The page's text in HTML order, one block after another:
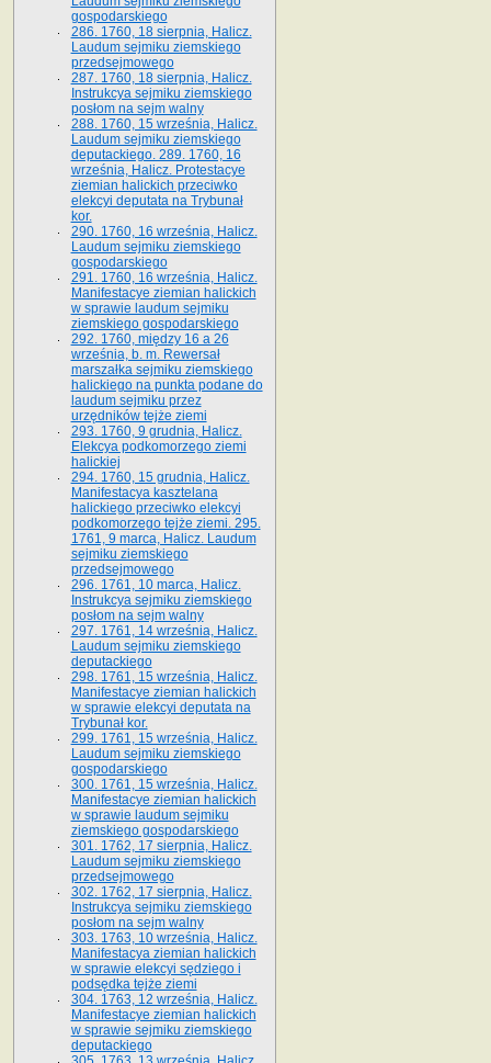
gospodarskiego
286. 1760, 18 sierpnia, Halicz.
Laudum sejmiku ziemskiego
przedsejmowego
287. 1760, 18 sierpnia, Halicz.
Instrukcya sejmiku ziemskiego
posłom na sejm walny
288. 1760, 15 września, Halicz.
Laudum sejmiku ziemskiego
deputackiego. 289. 1760, 16
września, Halicz. Protestacye
ziemian halickich przeciwko
elekcyi deputata na Trybunał
kor.
290. 1760, 16 września, Halicz.
Laudum sejmiku ziemskiego
gospodarskiego
291. 1760, 16 września, Halicz.
Manifestacye ziemian halickich
w sprawie laudum sejmiku
ziemskiego gospodarskiego
292. 1760, między 16 a 26
września, b. m. Rewersał
marszałka sejmiku ziemskiego
halickiego na punkta podane do
laudum sejmiku przez
urzędników tejże ziemi
293. 1760, 9 grudnia, Halicz.
Elekcya podkomorzego ziemi
halickiej
294. 1760, 15 grudnia, Halicz.
Manifestacya kasztelana
halickiego przeciwko elekcyi
podkomorzego tejże ziemi. 295.
1761, 9 marca, Halicz. Laudum
sejmiku ziemskiego
przedsejmowego
296. 1761, 10 marca, Halicz.
Instrukcya sejmiku ziemskiego
posłom na sejm walny
297. 1761, 14 września, Halicz.
Laudum sejmiku ziemskiego
deputackiego
298. 1761, 15 września, Halicz.
Manifestacye ziemian halickich
w sprawie elekcyi deputata na
Trybunał kor.
299. 1761, 15 września, Halicz.
Laudum sejmiku ziemskiego
gospodarskiego
300. 1761, 15 września, Halicz.
Manifestacye ziemian halickich
w sprawie laudum sejmiku
ziemskiego gospodarskiego
301. 1762, 17 sierpnia, Halicz.
Laudum sejmiku ziemskiego
przedsejmowego
302. 1762, 17 sierpnia, Halicz.
Instrukcya sejmiku ziemskiego
posłom na sejm walny
303. 1763, 10 września, Halicz.
Manifestacya ziemian halickich
w sprawie elekcyi sędziego i
podsędka tejże ziemi
304. 1763, 12 września, Halicz.
Manifestacye ziemian halickich
w sprawie sejmiku ziemskiego
deputackiego